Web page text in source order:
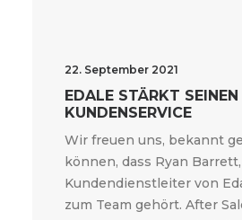
22. September 2021
EDALE STÄRKT SEINEN
KUNDENSERVICE
Wir freuen uns, bekannt
können, dass Ryan
Kundendienstleiter von
zum Team gehört. After